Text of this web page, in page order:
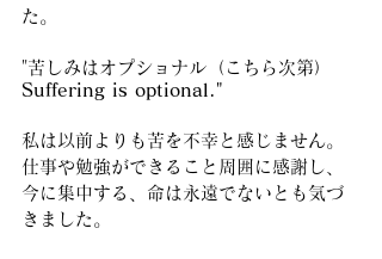
た。
"苦しみはオプショナル（こちら次第）
Suffering is optional."
私は以前よりも苦を不幸と感じません。
仕事や勉強ができること周囲に感謝し、
今に集中する、命は永遠でないとも気づ
きました。